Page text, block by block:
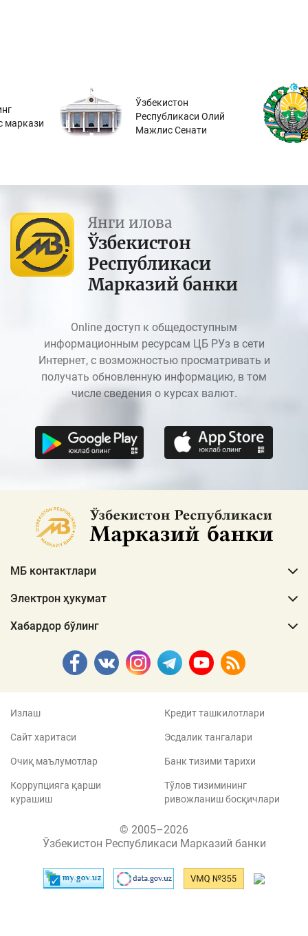
маркази
Ўзбекистон
Республикаси Олий
Мажлис Сенати
Янги илова
Ўзбекистон
Республикаси
Марказий банки
Online доступ к общедоступным
информационным ресурсам ЦБ РУз в сети
Интернет, с возможностью просматривать и
получать обновленную информацию, в том
числе сведения о курсах валют.
МБ контактлари
Электрон ҳукумат
Хабардор бўлинг
Излаш
Сайт харитаси
Очиқ маълумотлар
Коррупцияга қарши
курашиш
Кредит ташкилотлари
Эсдалик тангалари
Банк тизими тарихи
Тўлов тизимининг
ривожланиш босқичлари
© 2005–2026
Ўзбекистон Республикаси Марказий банки